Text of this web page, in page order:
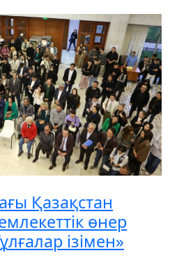
Қазақстан
өнер
ізімен»